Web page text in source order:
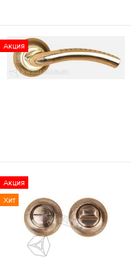
Акция
Акция
Хит